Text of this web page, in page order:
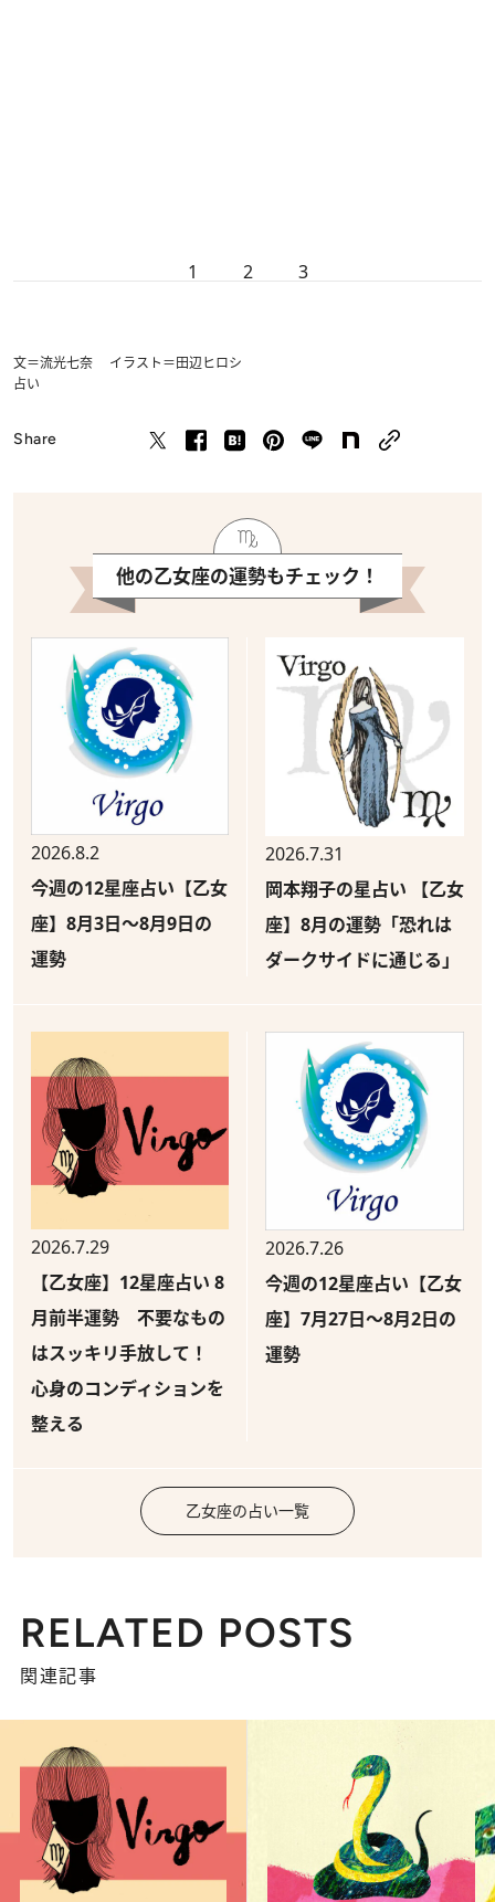
1 2 3
文＝流光七奈 イラスト＝田辺ヒロシ
占い
Share
他の乙女座の運勢もチェック！
2026.8.2
今週の12星座占い【乙女
座】8月3日～8月9日の
運勢
2026.7.31
岡本翔子の星占い 【乙女
座】8月の運勢「恐れは
ダークサイドに通じる」
2026.7.29
【乙女座】12星座占い 8
月前半運勢 不要なもの
はスッキリ手放して！
心身のコンディションを
整える
2026.7.26
今週の12星座占い【乙女
座】7月27日～8月2日の
運勢
乙女座の占い一覧
RELATED POSTS
関連記事